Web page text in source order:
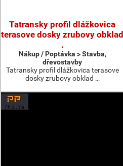
Tatransky profil dlážkovica
terasove dosky zrubovy obklad
.
Nákup / Poptávka > Stavba,
dřevostavby
Tatransky profil dlážkovica terasove
dosky zrubovy obklad …